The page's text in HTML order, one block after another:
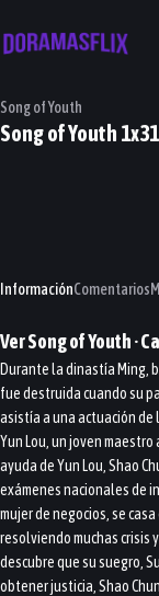
Song of Youth
Song of Youth 1x31
InformaciónComentarios
VerSong of Youth·
Durante la dinastía Ming,
fue destruida cuando su
asistía a una actuación de
Yun Lou, un joven
ayuda de Yun Lou, Shao
exámenes nacionales de
mujer de negocios, se
resolviendo muchas crisis
descubre que su suegro,
obtener justicia, Shao